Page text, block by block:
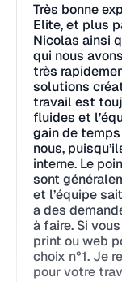
Très bonne
Elite, et plus
Nicolas ainsi
qui nous
très
solutions
travail est
fluides et
gain de
nous,
interne. Le
sont
et l’équipe
a des
à faire. Si
print ou web
choix n°1. Je
pour votre